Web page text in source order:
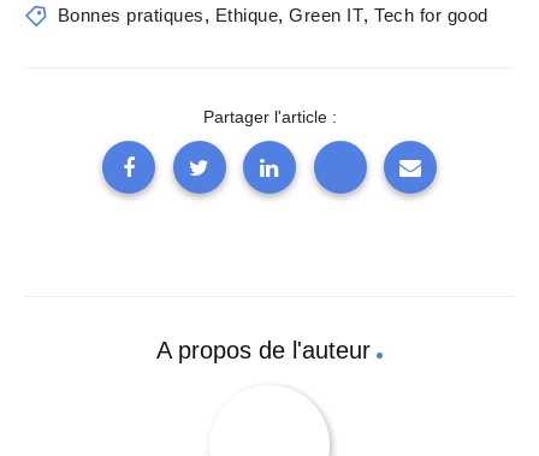
Bonnes pratiques, Ethique, Green IT, Tech for good
Partager l'article :
A propos de l'auteur